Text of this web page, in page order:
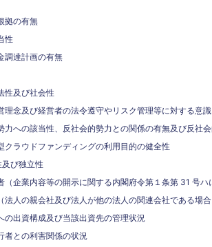
拠の有無
性
調達計画の有無
性及び社会性
理念及び経営者の法令遵守やリスク管理等に対する意識
力への該当性、反社会的勢力との関係の有無及び反社
クラウドファンディングの利用目的の健全性
び独立性
（企業内容等の開示に関する内閣府令第１条第 31 号
法人の親会社及び法人が他の法人の関連会社である場
の出資構成及び当該出資先の管理状況
者との利害関係の状況